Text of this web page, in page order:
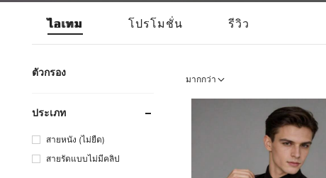
ไอเทม โปรโมชั่น รีวิว
ตัวกรอง
ประเภท
สายหนัง (ไม่ยืด)
สายรัดแบบไม่มีคลิป
มากกว่า